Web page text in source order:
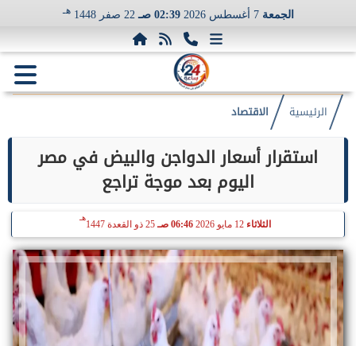
الجمعة 7 أغسطس 2026 02:39 صـ 22 صفر 1448 هـ
الرئيسية الاقتصاد
استقرار أسعار الدواجن والبيض في مصر
اليوم بعد موجة تراجع
الثلاثاء 12 مايو 2026 06:46 صـ 25 ذو القعدة 1447
هـ